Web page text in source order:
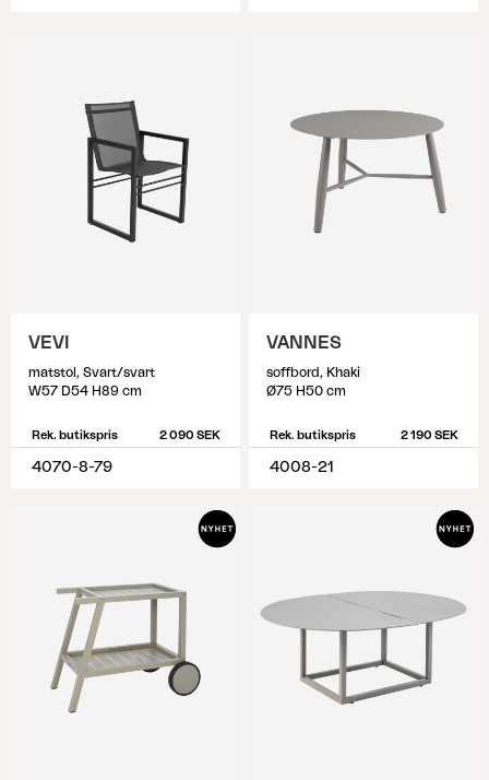
VEVI
matstol, Svart/svart
W57 D54 H89 cm
Rek. butikspris 2 090 SEK
4070-8-79
VANNES
soffbord, Khaki
Ø75 H50 cm
Rek. butikspris 2 190 SEK
4008-21